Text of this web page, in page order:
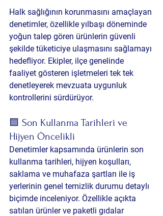
Halk sağlığının korunmasını amaçlayan
denetimler, özellikle yılbaşı döneminde
yoğun talep gören ürünlerin güvenli
şekilde tüketiciye ulaşmasını sağlamayı
hedefliyor. Ekipler, ilçe genelinde
faaliyet gösteren işletmeleri tek tek
denetleyerek mevzuata uygunluk
kontrollerini sürdürüyor.
🟦 Son Kullanma Tarihleri ve
Hijyen Öncelikli
Denetimler kapsamında ürünlerin son
kullanma tarihleri, hijyen koşulları,
saklama ve muhafaza şartları ile iş
yerlerinin genel temizlik durumu detaylı
biçimde inceleniyor. Özellikle açıkta
satılan ürünler ve paketli gıdalar